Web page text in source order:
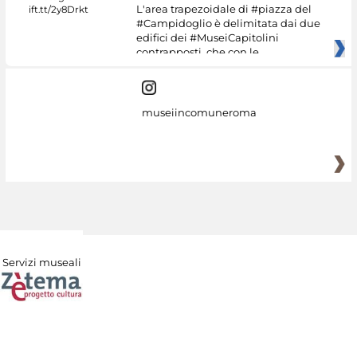
L'area trapezoidale di #piazza del
#Campidoglio è delimitata dai due
edifici dei #MuseiCapitolini
contrapposti, che con le
museiincomuneroma
Servizi museali